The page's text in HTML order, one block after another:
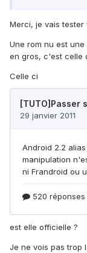
Merci, je vais
Une rom nu est
en gros, c'est celle
Celle ci
est elle officielle ?
Je ne vois pas trop